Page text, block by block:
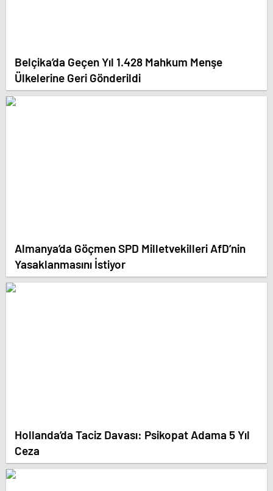
Belçika’da Geçen Yıl 1.428 Mahkum Menşe
Ülkelerine Geri Gönderildi
Almanya’da Göçmen SPD Milletvekilleri AfD’nin
Yasaklanmasını İstiyor
Hollanda’da Taciz Davası: Psikopat Adama 5 Yıl
Ceza